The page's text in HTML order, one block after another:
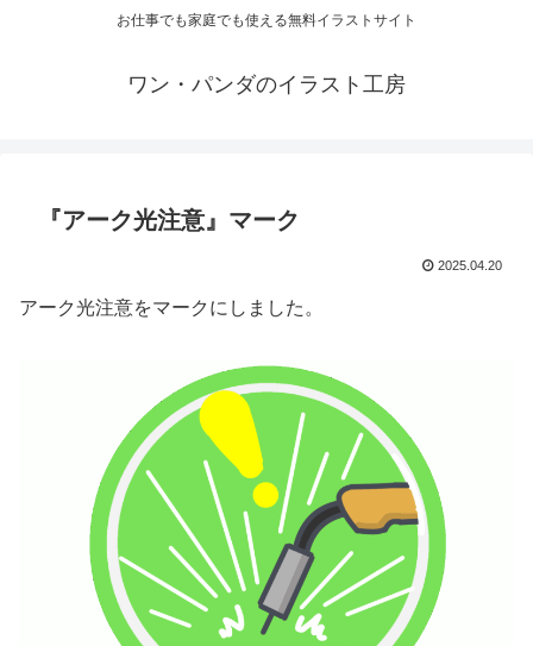
お仕事でも家庭でも使える無料イラストサイト
ワン・パンダのイラスト工房
『アーク光注意』マーク
2025.04.20
アーク光注意をマークにしました。